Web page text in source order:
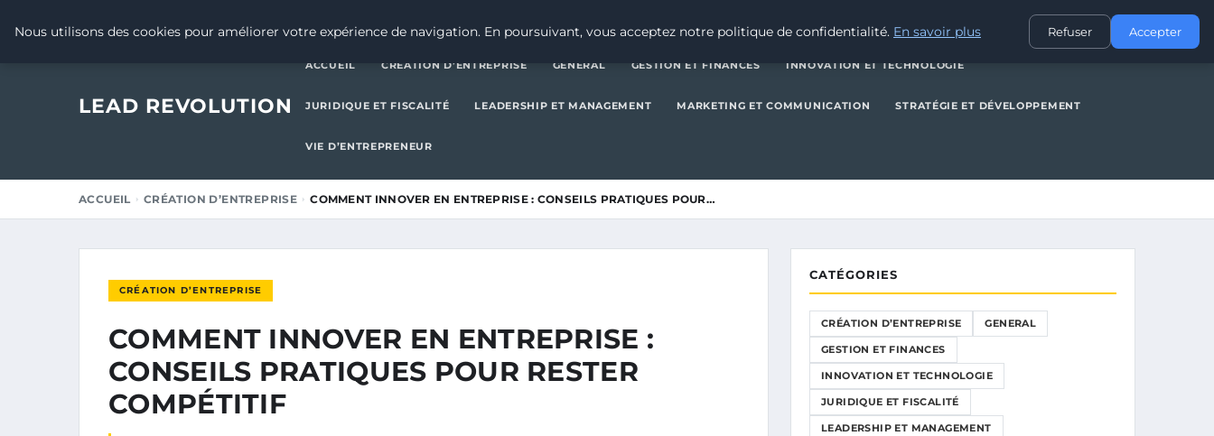
INNOVATION ET TECHNOLOGIE
LEAD REVOLUTION
ACCUEIL CRÉATION D’ENTREPRISE GENERAL GESTION ET FINANCES INNOVATION ET TECHNOLOGIE
JURIDIQUE ET FISCALITÉ LEADERSHIP ET MANAGEMENT MARKETING ET COMMUNICATION STRATÉGIE ET DÉVELOPPEMENT
VIE D’ENTREPRENEUR
ACCUEIL CRÉATION D’ENTREPRISE COMMENT INNOVER EN ENTREPRISE : CONSEILS PRATIQUES POUR…
CRÉATION D’ENTREPRISE
COMMENT INNOVER EN ENTREPRISE :
CONSEILS PRATIQUES POUR RESTER
COMPÉTITIF
CATÉGORIES
CRÉATION D’ENTREPRISE GENERAL
GESTION ET FINANCES
INNOVATION ET TECHNOLOGIE
JURIDIQUE ET FISCALITÉ
LEADERSHIP ET MANAGEMENT
Nous utilisons des cookies pour améliorer votre expérience de navigation. En poursuivant, vous acceptez notre politique de confidentialité. En savoir plus Refuser Accepter